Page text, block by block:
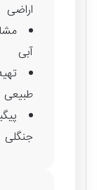
اراضی
آبی
طبیعی
جنگلی